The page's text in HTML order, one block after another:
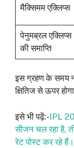
मैक्सिमम एक्लिप्‍स
पेनुमब्रल एक्लिप्‍स
की समाप्ति
इस ग्रहण के समय
क्षितिज से ऊपर
इसे भी पढ़ें:-IPL
सीजन चल रहा है,
रेट पोस्ट कर रहे हैं।